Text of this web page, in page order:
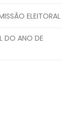
ELEITORAL
DO ANO DE